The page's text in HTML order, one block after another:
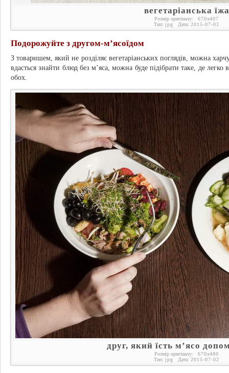
вегетаріанська їжа
Розмір оригіналу: 670x407
Тип: jpg Дата: 2015-07-02
Подорожуйте з другом-м’ясоїдом
З товаришем, який не розділяє вегетаріанських поглядів, можна
вдасться знайти блюд без м’яса, можна буде підібрати таке, де
обох.
друг, який їсть м’ясо
Розмір оригіналу: 670x480
Тип: jpg Дата: 2015-07-02